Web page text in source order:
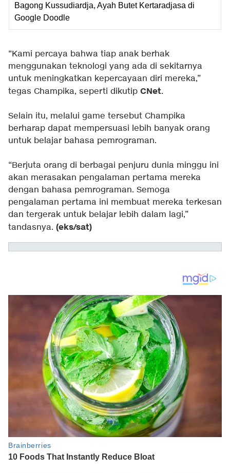
Bagong Kussudiardja, Ayah Butet Kertaradjasa di
Google Doodle
“Kami percaya bahwa tiap anak berhak
menggunakan teknologi yang ada di sekitarnya
untuk meningkatkan kepercayaan diri mereka,”
tegas Champika, seperti dikutip CNet.
Selain itu, melalui game tersebut Champika
berharap dapat mempersuasi lebih banyak orang
untuk belajar bahasa pemrograman.
“Berjuta orang di berbagai penjuru dunia minggu ini
akan merasakan pengalaman pertama mereka
dengan bahasa pemrograman. Semoga
pengalaman pertama ini membuat mereka terkesan
dan tergerak untuk belajar lebih dalam lagi,”
tandasnya. (eks/sat)